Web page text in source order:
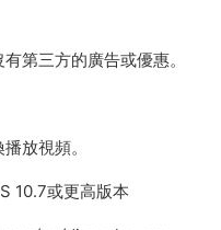
第三方的廣告或優惠。
放視頻。
10.7或更高版本